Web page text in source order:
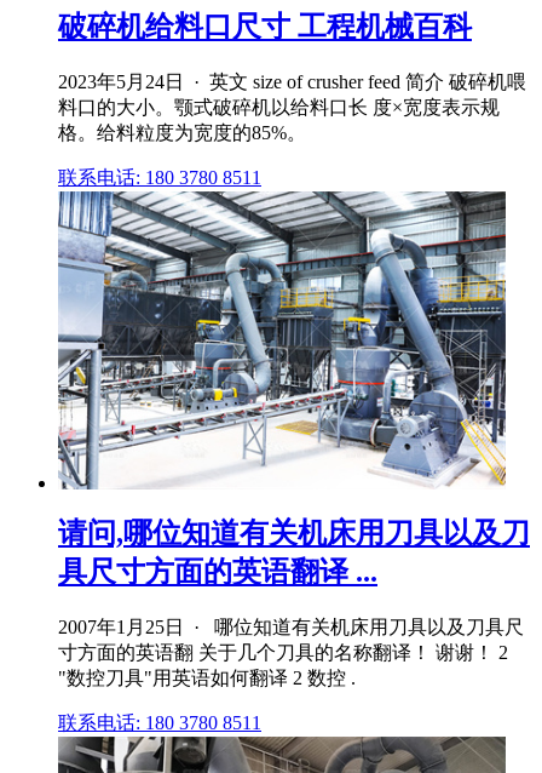
破碎机给料口尺寸 工程机械百科
2023年5月24日 · 英文 size of crusher feed 简介 破碎机喂
料口的大小。颚式破碎机以给料口长 度×宽度表示规
格。给料粒度为宽度的85%。
联系电话: 180 3780 8511
请问,哪位知道有关机床用刀具以及刀
具尺寸方面的英语翻译 ...
2007年1月25日 · 哪位知道有关机床用刀具以及刀具尺
寸方面的英语翻 关于几个刀具的名称翻译！ 谢谢！ 2
"数控刀具"用英语如何翻译 2 数控 .
联系电话: 180 3780 8511